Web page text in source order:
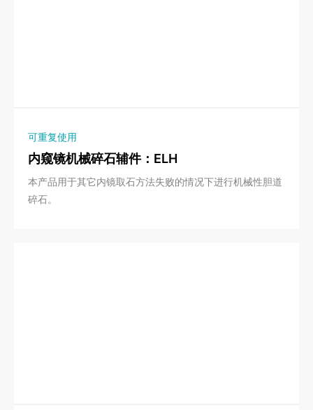
可重复使用
内窥镜机械碎石辅件：ELH
本产品用于其它内镜取石方法失败的情况下进行机械性胆道
碎石。